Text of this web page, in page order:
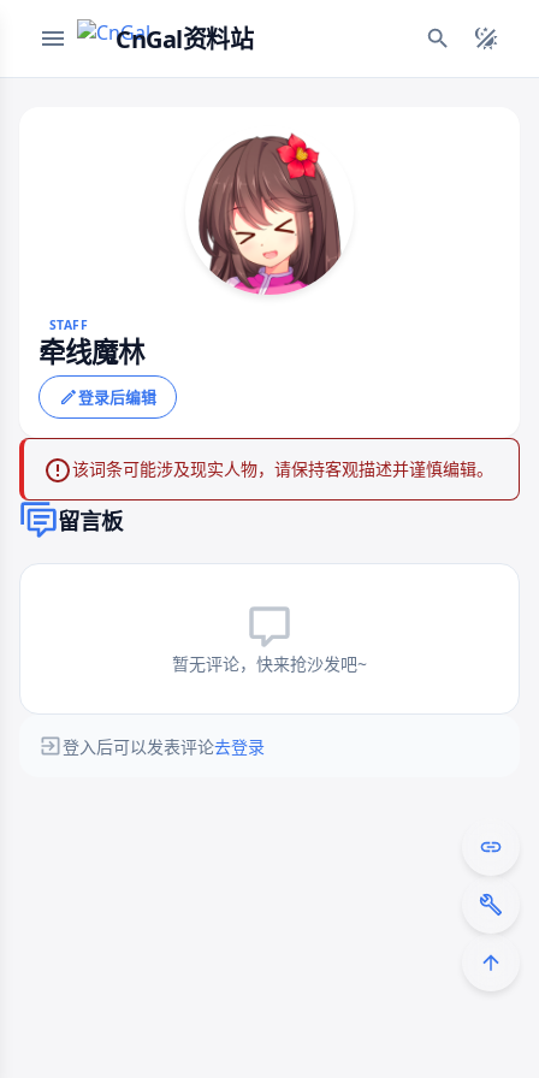
CnGal资料站
STAFF
牵线魔林
登录后编辑
该词条可能涉及现实人物，请保持客观描述并谨慎编辑。
留言板
暂无评论，快来抢沙发吧~
登入后可以发表评论去登录